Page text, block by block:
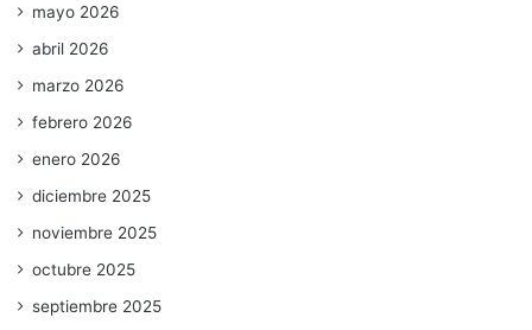
mayo 2026
abril 2026
marzo 2026
febrero 2026
enero 2026
diciembre 2025
noviembre 2025
octubre 2025
septiembre 2025